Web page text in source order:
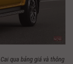
qua bảng giá và thông